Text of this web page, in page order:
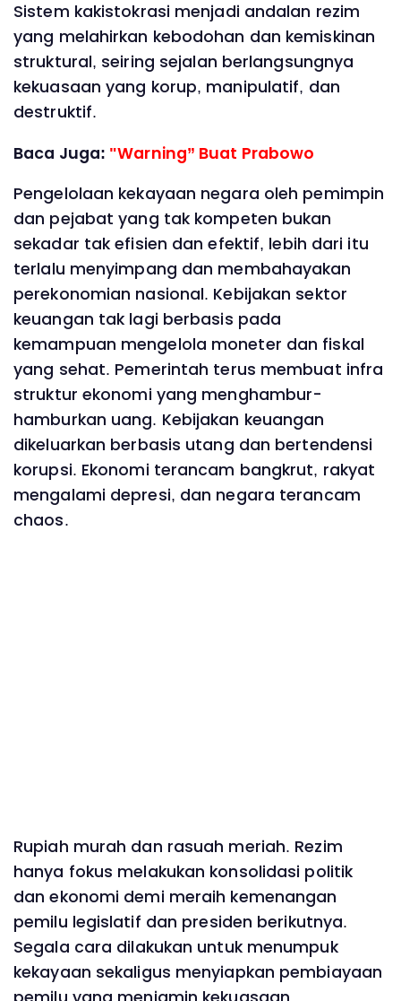
Sistem kakistokrasi menjadi andalan rezim
yang melahirkan kebodohan dan kemiskinan
struktural, seiring sejalan berlangsungnya
kekuasaan yang korup, manipulatif, dan
destruktif.
Baca Juga: "Warning” Buat Prabowo
Pengelolaan kekayaan negara oleh pemimpin
dan pejabat yang tak kompeten bukan
sekadar tak efisien dan efektif, lebih dari itu
terlalu menyimpang dan membahayakan
perekonomian nasional. Kebijakan sektor
keuangan tak lagi berbasis pada
kemampuan mengelola moneter dan fiskal
yang sehat. Pemerintah terus membuat infra
struktur ekonomi yang menghambur-
hamburkan uang. Kebijakan keuangan
dikeluarkan berbasis utang dan bertendensi
korupsi. Ekonomi terancam bangkrut, rakyat
mengalami depresi, dan negara terancam
chaos.
Rupiah murah dan rasuah meriah. Rezim
hanya fokus melakukan konsolidasi politik
dan ekonomi demi meraih kemenangan
pemilu legislatif dan presiden berikutnya.
Segala cara dilakukan untuk menumpuk
kekayaan sekaligus menyiapkan pembiayaan